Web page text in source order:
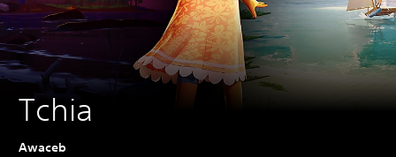
Tchia
Awaceb